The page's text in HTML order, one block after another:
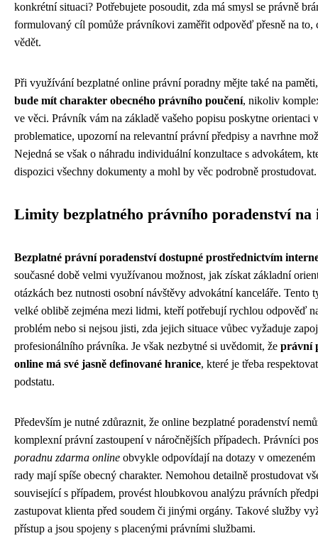
konkrétní situaci? Potřebujete posoudit, zda má smysl se právně
formulovaný cíl pomůže právníkovi zaměřit odpověď přesně na to,
vědět.
Při využívání bezplatné online právní poradny mějte také na
bude mít charakter obecného právního poučení, nikoliv
ve věci. Právník vám na základě vašeho popisu poskytne orientaci
problematice, upozorní na relevantní právní předpisy a navrhne
Nejedná se však o náhradu individuální konzultace s advokátem,
dispozici všechny dokumenty a mohl by věc podrobně prostudovat.
Limity bezplatného právního poradenství na
Bezplatné právní poradenství dostupné prostřednictvím
současné době velmi využívanou možnost, jak získat základní
otázkách bez nutnosti osobní návštěvy advokátní kanceláře. Tento
velké oblibě zejména mezi lidmi, kteří potřebují rychlou odpověď
problém nebo si nejsou jisti, zda jejich situace vůbec vyžaduje
profesionálního právníka. Je však nezbytné si uvědomit, že právní
online má své jasně definované hranice, které je třeba
podstatu.
Především je nutné zdůraznit, že online bezplatné poradenství
komplexní právní zastoupení v náročnějších případech. Právníci
poradnu zdarma online obvykle odpovídají na dotazy v omezeném
rady mají spíše obecný charakter. Nemohou detailně prostudovat
související s případem, provést hloubkovou analýzu právních
zastupovat klienta před soudem či jinými orgány. Takové služby
přístup a jsou spojeny s placenými právními službami.